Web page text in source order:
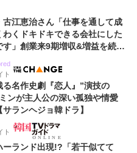
古江恵治さん「仕事を通して成
わくドキドキできる会社にした
す」創業来9期増収&増益を続け
ト
る名作史劇『恋人』”演技の
ンが主人公の深い孤独や情愛
ランヘジョ韓ドラ】
ト
ーランド出現!?「若干似てて